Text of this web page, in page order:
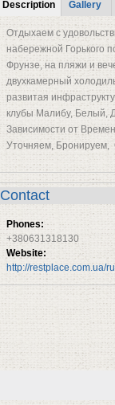
Tabs
Description
(active tab)
Gallery
Отдыхаем с
набережной Горького
Фрунзе, на пляжи и
двухкамерный
развитая
клубы Малибу, Белый,
Зависимости от
Уточняем,
Contact
Phones:
+380631318130
Website:
http://restplace.com.ua/